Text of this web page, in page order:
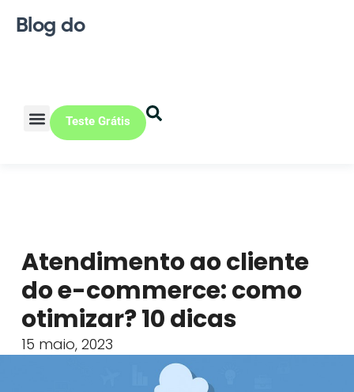
Blog do
Teste Grátis
Atendimento ao cliente
do e-commerce: como
otimizar? 10 dicas
15 maio, 2023